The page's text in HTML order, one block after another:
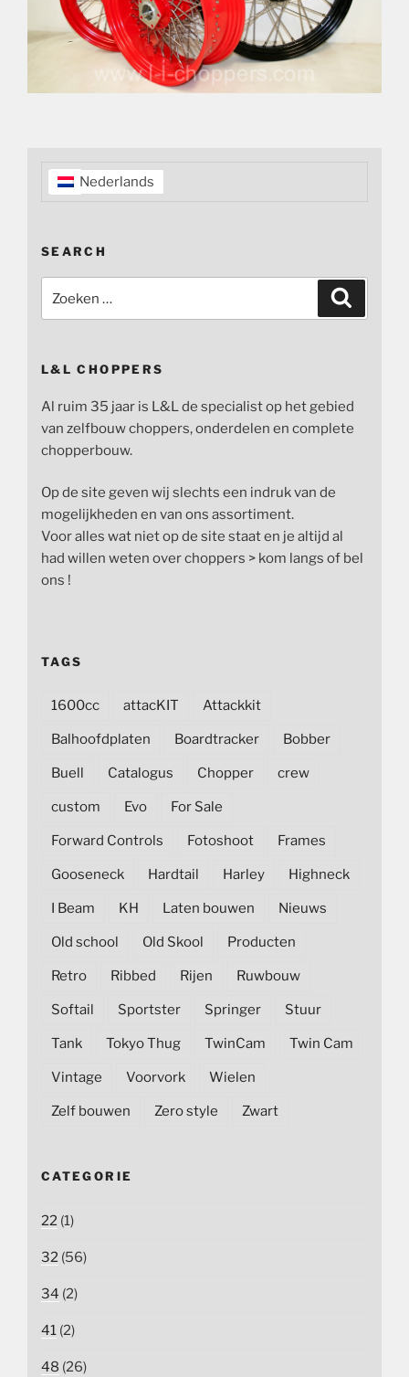
Nederlands
SEARCH
naar:
L&L CHOPPERS
Al ruim 35 jaar is L&L de specialist op het gebied
van zelfbouw choppers, onderdelen en complete
chopperbouw.
Op de site geven wij slechts een indruk van de
mogelijkheden en van ons assortiment.
Voor alles wat niet op de site staat en je altijd al
had willen weten over choppers > kom langs of bel
ons !
TAGS
1600cc attacKIT Attackkit
Balhoofdplaten Boardtracker Bobber
Buell Catalogus Chopper crew
custom Evo For Sale
Forward Controls Fotoshoot Frames
Gooseneck Hardtail Harley Highneck
I Beam KH Laten bouwen Nieuws
Old school Old Skool Producten
Retro Ribbed Rijen Ruwbouw
Softail Sportster Springer Stuur
Tank Tokyo Thug TwinCam Twin Cam
Vintage Voorvork Wielen
Zelf bouwen Zero style Zwart
CATEGORIE
22 (1)
32 (56)
34 (2)
41 (2)
48 (26)